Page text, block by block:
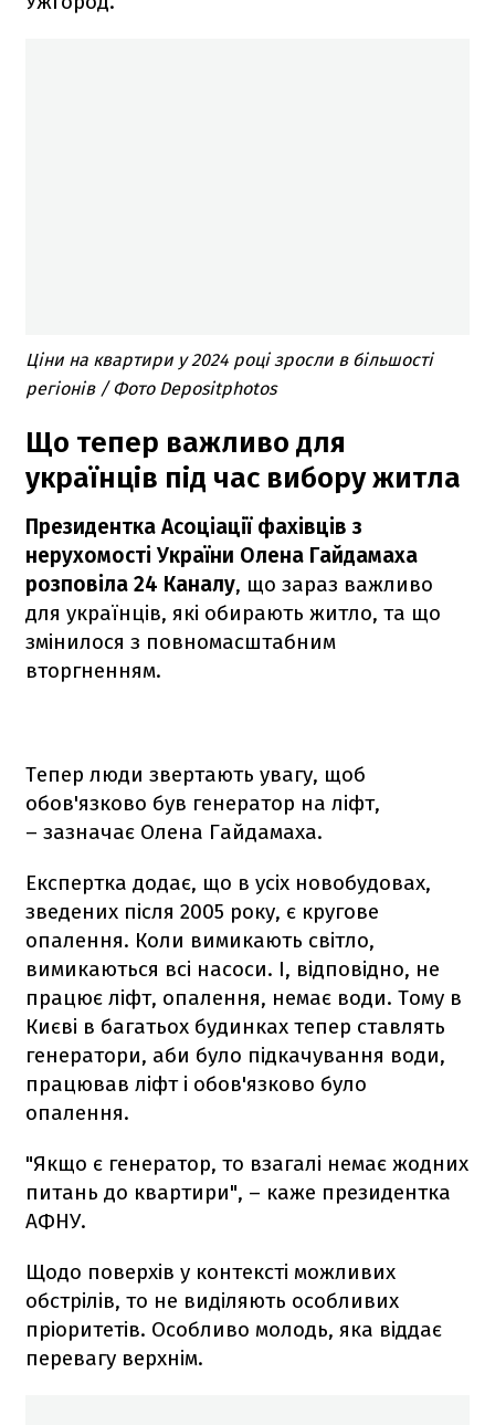
Ціни на квартири у 2024 році зросли в більшості
регіонів / Фото Depositphotos
Що тепер важливо для
українців під час вибору житла
Президентка Асоціації фахівців з
нерухомості України Олена Гайдамаха
розповіла 24 Каналу, що зараз важливо
для українців, які обирають житло, та що
змінилося з повномасштабним
вторгненням.
Тепер люди звертають увагу, щоб
обов'язково був генератор на ліфт,
– зазначає Олена Гайдамаха.
Експертка додає, що в усіх новобудовах,
зведених після 2005 року, є кругове
опалення. Коли вимикають світло,
вимикаються всі насоси. І, відповідно, не
працює ліфт, опалення, немає води. Тому в
Києві в багатьох будинках тепер ставлять
генератори, аби було підкачування води,
працював ліфт і обов'язково було
опалення.
"Якщо є генератор, то взагалі немає жодних
питань до квартири", – каже президентка
АФНУ.
Щодо поверхів у контексті можливих
обстрілів, то не виділяють особливих
пріоритетів. Особливо молодь, яка віддає
перевагу верхнім.